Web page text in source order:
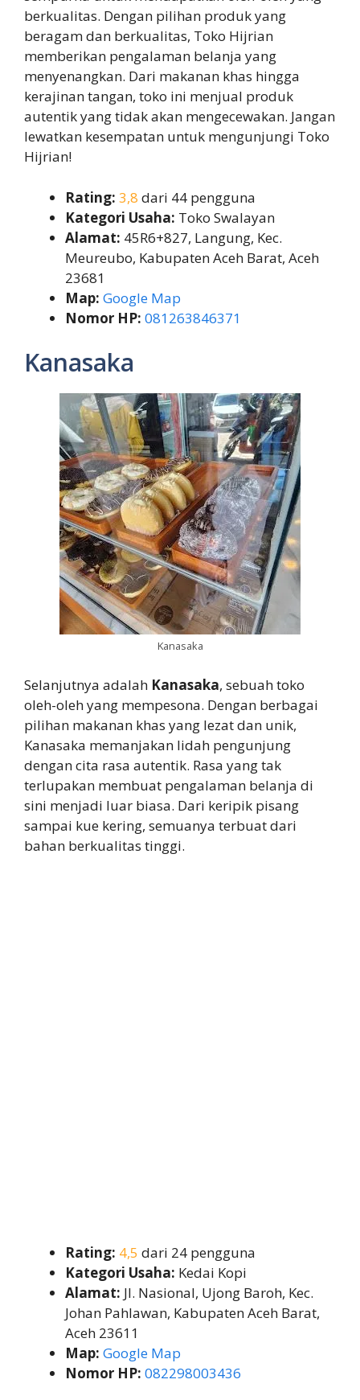
berkualitas. Dengan pilihan produk yang
beragam dan berkualitas, Toko Hijrian
memberikan pengalaman belanja yang
menyenangkan. Dari makanan khas hingga
kerajinan tangan, toko ini menjual produk
autentik yang tidak akan mengecewakan. Jangan
lewatkan kesempatan untuk mengunjungi Toko
Hijrian!
Rating: 3,8 dari 44 pengguna
Kategori Usaha: Toko Swalayan
Alamat: 45R6+827, Langung, Kec.
Meureubo, Kabupaten Aceh Barat, Aceh
23681
Map: Google Map
Nomor HP: 081263846371
Kanasaka
Kanasaka
Selanjutnya adalah Kanasaka, sebuah toko
oleh-oleh yang mempesona. Dengan berbagai
pilihan makanan khas yang lezat dan unik,
Kanasaka memanjakan lidah pengunjung
dengan cita rasa autentik. Rasa yang tak
terlupakan membuat pengalaman belanja di
sini menjadi luar biasa. Dari keripik pisang
sampai kue kering, semuanya terbuat dari
bahan berkualitas tinggi.
Rating: 4,5 dari 24 pengguna
Kategori Usaha: Kedai Kopi
Alamat: Jl. Nasional, Ujong Baroh, Kec.
Johan Pahlawan, Kabupaten Aceh Barat,
Aceh 23611
Map: Google Map
Nomor HP: 082298003436